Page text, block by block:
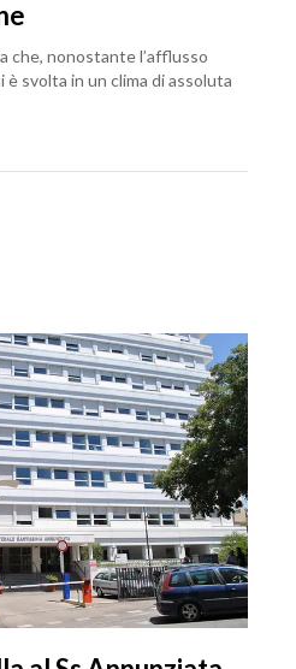
che, nonostante l’afflusso
svolta in un clima di assoluta